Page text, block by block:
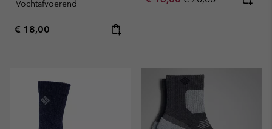
Vochtafvoerend
Regular price:
€ 18,00